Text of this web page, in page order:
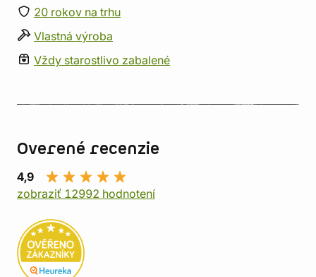
20 rokov na trhu
Vlastná výroba
Vždy starostlivo zabalené
Overené recenzie
4,9
zobraziť 12992 hodnotení